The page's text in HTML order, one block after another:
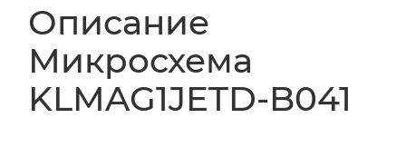
Описание
Микросхема
KLMAG1JETD-B041